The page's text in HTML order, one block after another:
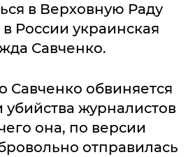
в Верховную Раду
России украинская
Савченко.
Савченко обвиняется
журналистов
она, по версии
отправилась